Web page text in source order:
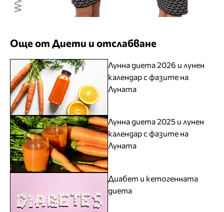
Още от Диети и отслабване
Лунна диета 2026 и лунен
календар с фазите на
Луната
Лунна диета 2025 и лунен
календар с фазите на
Луната
Диабет и кетогенната
диета